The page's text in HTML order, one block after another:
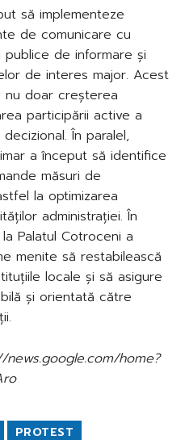
să implementeze
de comunicare cu
publice de informare și
de interes major. Acest
doar creșterea
participării active a
În paralel,
a început să identifice
măsuri de
la optimizarea
administrației. În
Palatul Cotroceni a
menite să restabilească
locale și să asigure
și orientată către
home?
PROTEST